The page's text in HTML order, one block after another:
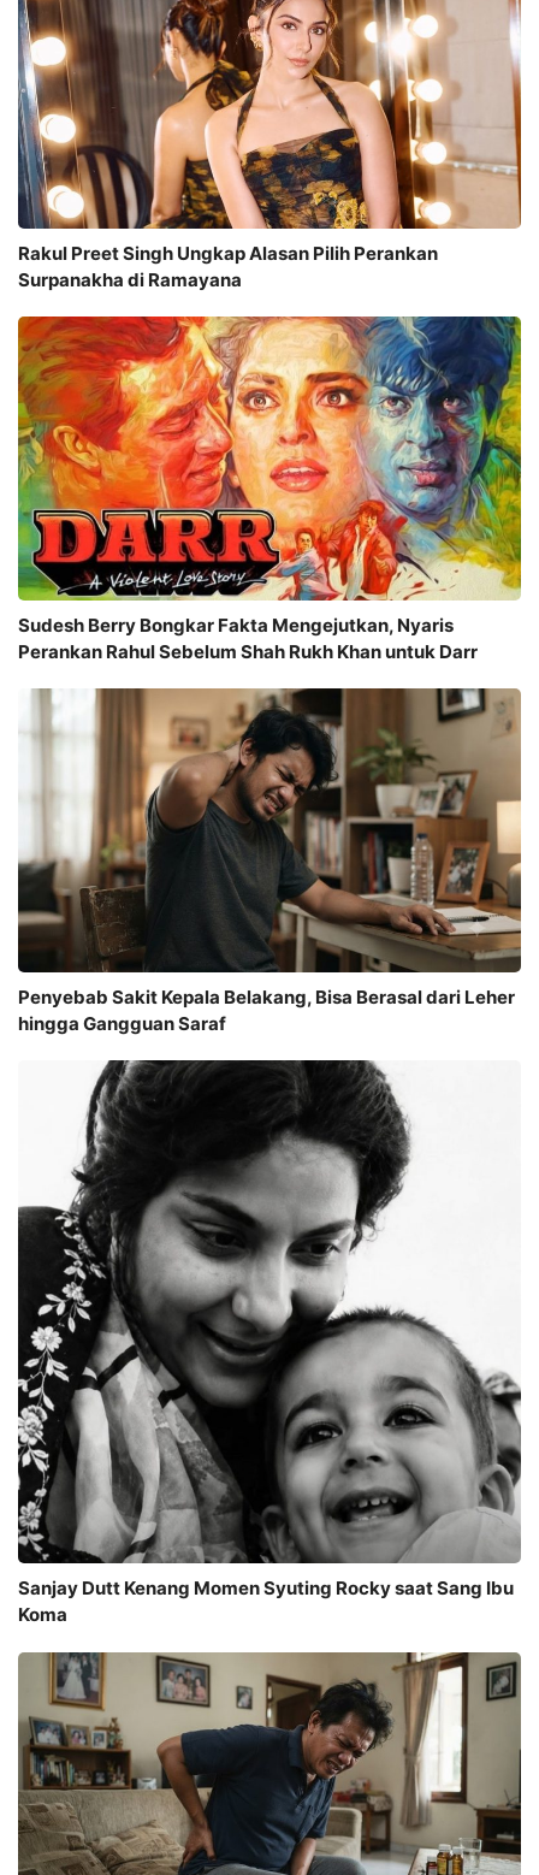
Rakul Preet Singh Ungkap Alasan Pilih Perankan
Surpanakha di Ramayana
Sudesh Berry Bongkar Fakta Mengejutkan, Nyaris
Perankan Rahul Sebelum Shah Rukh Khan untuk Darr
Penyebab Sakit Kepala Belakang, Bisa Berasal dari Leher
hingga Gangguan Saraf
Sanjay Dutt Kenang Momen Syuting Rocky saat Sang Ibu
Koma